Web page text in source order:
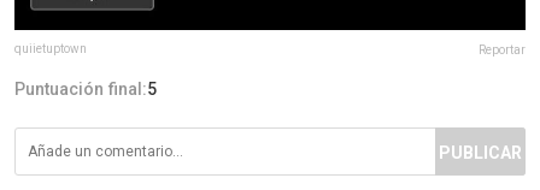
quiietuptown Reportar
Puntuación final:5
PUBLICAR